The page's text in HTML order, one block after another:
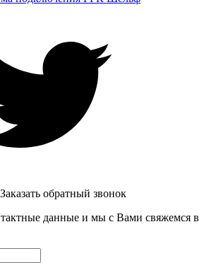
Заказать обратный звонок
данные и мы с Вами свяжемся в